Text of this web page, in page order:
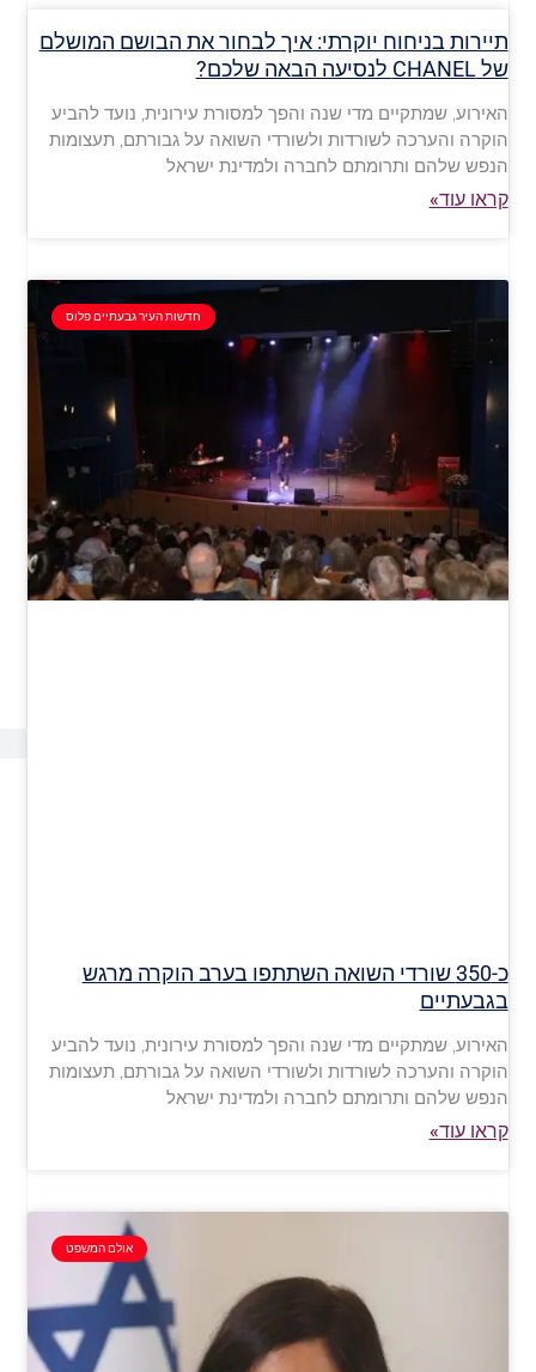
תיירות בניחוח יוקרתי: איך לבחור את הבושם המושלם
של CHANEL לנסיעה הבאה שלכם?
האירוע, שמתקיים מדי שנה והפך למסורת עירונית, נועד להביע
הוקרה והערכה לשורדות ולשורדי השואה על גבורתם, תעצומות
הנפש שלהם ותרומתם לחברה ולמדינת ישראל
קראו עוד»
חדשות העיר גבעתיים פלוס
כ-350 שורדי השואה השתתפו בערב הוקרה מרגש
בגבעתיים
האירוע, שמתקיים מדי שנה והפך למסורת עירונית, נועד להביע
הוקרה והערכה לשורדות ולשורדי השואה על גבורתם, תעצומות
הנפש שלהם ותרומתם לחברה ולמדינת ישראל
קראו עוד»
אולם המשפט